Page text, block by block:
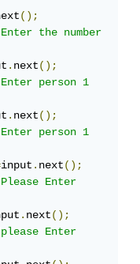
();
the number
.next();
person 1
.next();
person 1
input.next();
Enter
.next();
Enter